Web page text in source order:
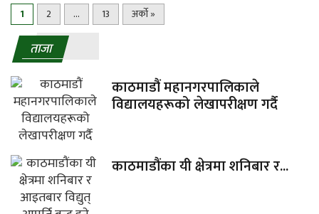
1 2 … 13 अर्को »
ताजा
काठमाडौं महानगरपालिकाले
विद्यालयहरूको लेखापरीक्षण गर्दै
काठमाडौंका यी क्षेत्रमा शनिबार र...